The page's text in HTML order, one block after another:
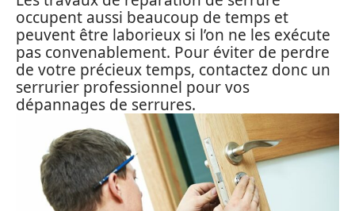
occupent aussi beaucoup de temps et
peuvent être laborieux si l’on ne les exécute
pas convenablement. Pour éviter de perdre
de votre précieux temps, contactez donc un
serrurier professionnel pour vos
dépannages de serrures.